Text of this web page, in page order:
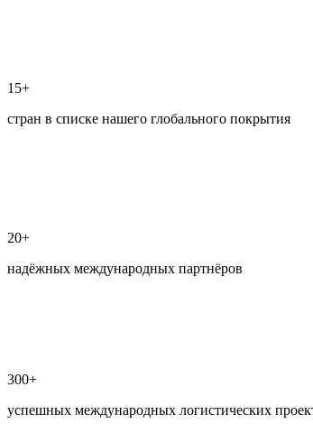
15+
стран в списке нашего глобального покрытия
20+
надёжных международных партнёров
300+
успешных международных логистических